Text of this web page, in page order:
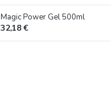
Magic Power Gel 500ml
32,18 €